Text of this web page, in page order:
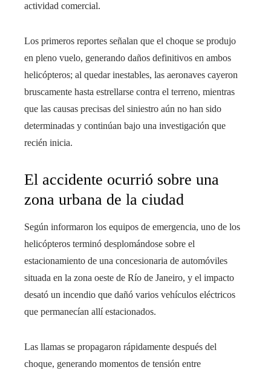
actividad comercial.
Los primeros reportes señalan que el choque se produjo
en pleno vuelo, generando daños definitivos en ambos
helicópteros; al quedar inestables, las aeronaves cayeron
bruscamente hasta estrellarse contra el terreno, mientras
que las causas precisas del siniestro aún no han sido
determinadas y continúan bajo una investigación que
recién inicia.
El accidente ocurrió sobre una
zona urbana de la ciudad
Según informaron los equipos de emergencia, uno de los
helicópteros terminó desplomándose sobre el
estacionamiento de una concesionaria de automóviles
situada en la zona oeste de Río de Janeiro, y el impacto
desató un incendio que dañó varios vehículos eléctricos
que permanecían allí estacionados.
Las llamas se propagaron rápidamente después del
choque, generando momentos de tensión entre